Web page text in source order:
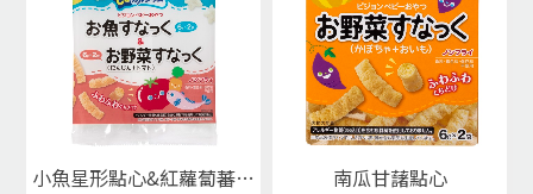
小魚星形點心&紅蘿蔔蕃茄點心
南瓜甘藷點心